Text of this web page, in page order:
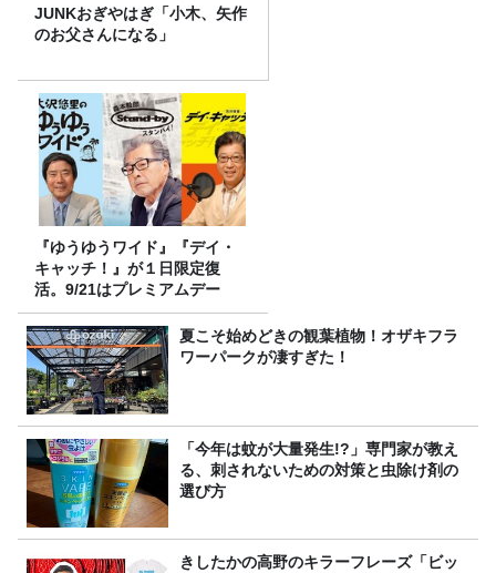
JUNKおぎやはぎ「小木、矢作
のお父さんになる」
『ゆうゆうワイド』『デイ・
キャッチ！』が１日限定復
活。9/21はプレミアムデー
夏こそ始めどきの観葉植物！オザキフラ
ワーパークが凄すぎた！
「今年は蚊が大量発生!?」専門家が教え
る、刺されないための対策と虫除け剤の
選び方
きしたかの高野のキラーフレーズ「ビッ